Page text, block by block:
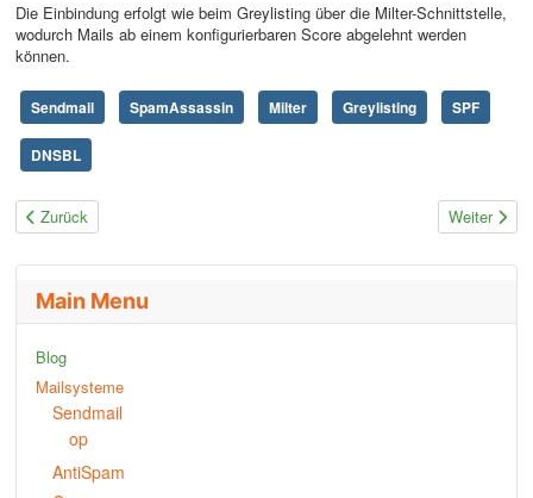
Die Einbindung erfolgt wie beim Greylisting über die Milter-Schnittstelle,
wodurch Mails ab einem konfigurierbaren Score abgelehnt werden
können.
Sendmail SpamAssassin Milter Greylisting SPF
DNSBL
Vorheriger Beitrag: Profil Edda Hochstrate
Zurück Nächster
Weiter
Main Menu
Blog
Mailsysteme
Sendmail
op
AntiSpam